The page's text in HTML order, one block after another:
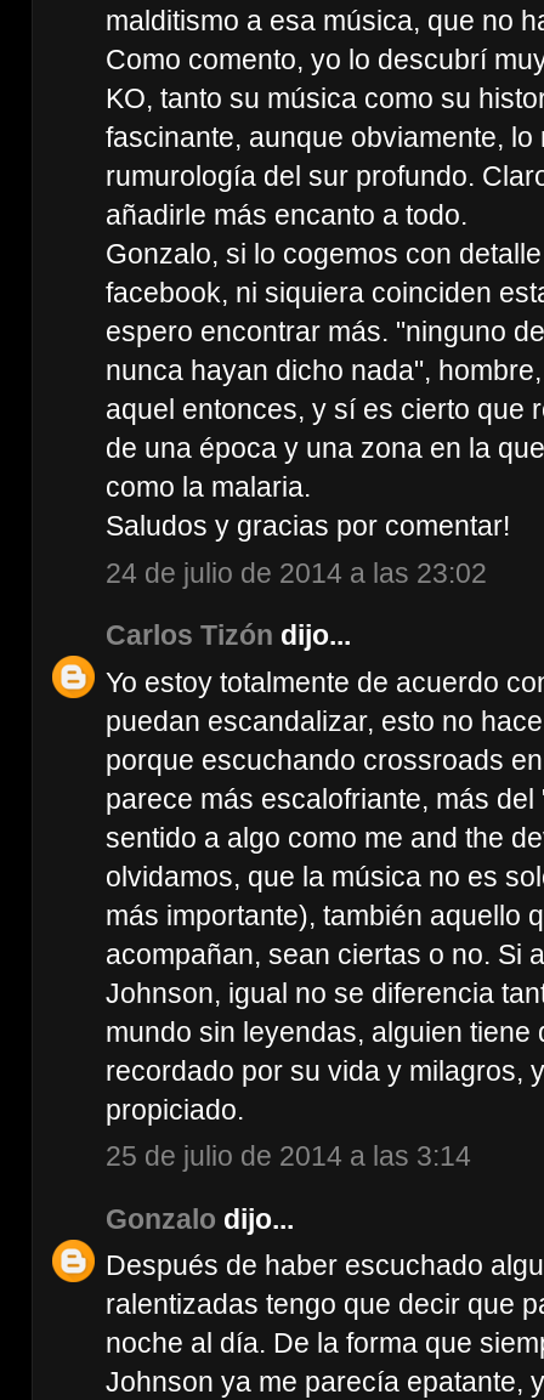
malditismo a esa música, que no
Como comento, yo lo descubrí
KO, tanto su música como su
fascinante, aunque obviamente,
rumurología del sur profundo.
añadirle más encanto a todo.
Gonzalo, si lo cogemos con
facebook, ni siquiera coinciden
espero encontrar más. "ninguno
nunca hayan dicho nada",
aquel entonces, y sí es cierto que
de una época y una zona en la
como la malaria.
Saludos y gracias por comentar!
24 de julio de 2014 a las 23:02
Carlos Tizón dijo...
Yo estoy totalmente de acuerdo
puedan escandalizar, esto no
porque escuchando crossroads
parece más escalofriante, más
sentido a algo como me and the
olvidamos, que la música no es
más importante), también aquello
acompañan, sean ciertas o no. Si
Johnson, igual no se diferencia
mundo sin leyendas, alguien
recordado por su vida y milagros,
propiciado.
25 de julio de 2014 a las 3:14
Gonzalo dijo...
Después de haber escuchado
ralentizadas tengo que decir que
noche al día. De la forma que
Johnson ya me parecía epatante,